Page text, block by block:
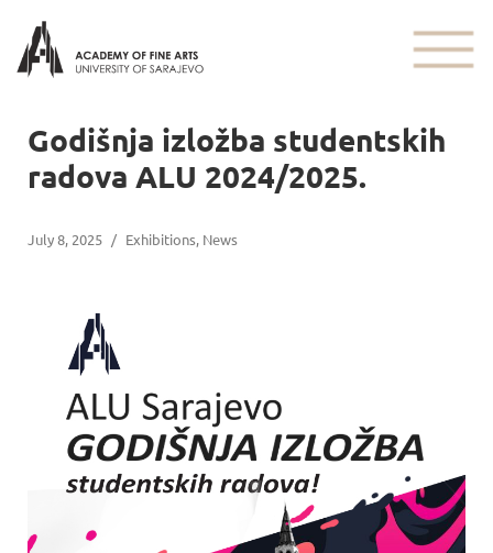
Godišnja izložba studentskih
radova ALU 2024/2025.
July 8, 2025 / Exhibitions, News